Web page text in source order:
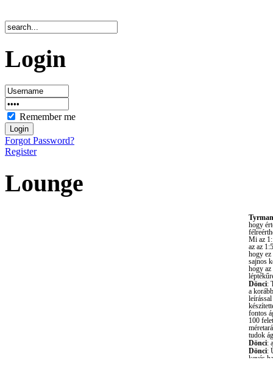
Login
Remember me
Forgot Password?
Register
Lounge